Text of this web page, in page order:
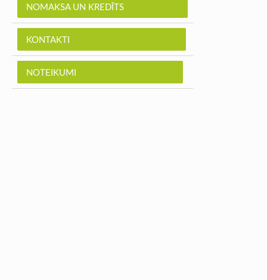
NOMAKSA UN KREDĪTS
KONTAKTI
NOTEIKUMI